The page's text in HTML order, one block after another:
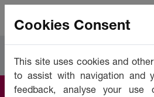
Cookies Consent
This site uses cookies and
to assist with navigation and
feedback, analyse your use